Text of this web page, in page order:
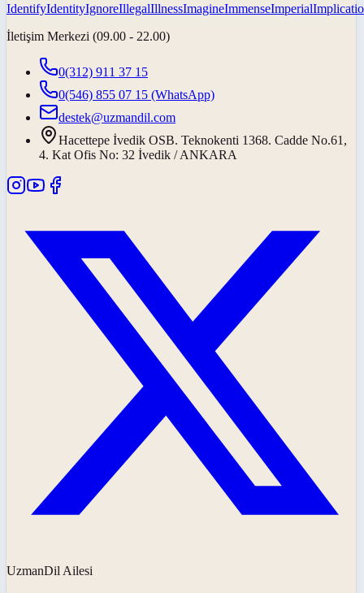
IdentifyIdentityIgnoreIllegalIllnessImagineImmenseImperial
İletişim Merkezi (09.00 - 22.00)
0(312) 911 37 15
0(546) 855 07 15 (WhatsApp)
destek@uzmandil.com
Hacettepe İvedik OSB. Teknokenti 1368. Cadde No.61,
4. Kat Ofis No: 32 İvedik / ANKARA
UzmanDil Ailesi